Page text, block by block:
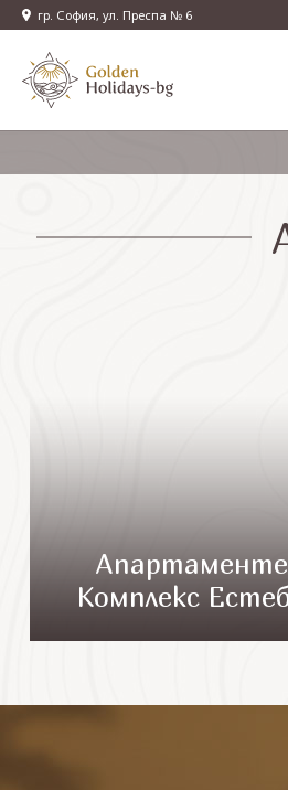
гр. София, ул. Преспа № 6
Комплекс